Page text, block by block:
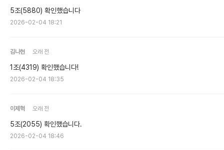
5조(5880) 확인했습니다
2026-02-04 18:21
김나현 오래 전
1조(4319) 확인했습니다!
2026-02-04 18:35
이제혁 오래 전
5조(2055) 확인했습니다.
2026-02-04 18:46